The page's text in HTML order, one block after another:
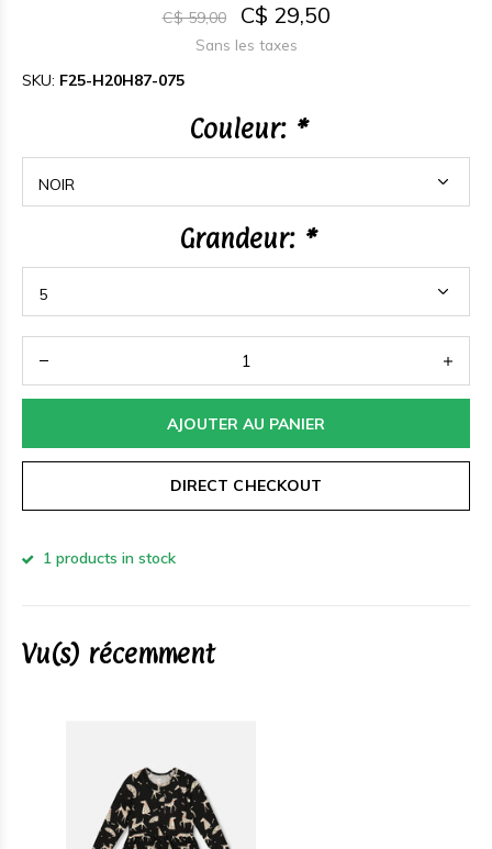
C$ 59,00 C$ 29,50
Sans les taxes
SKU: F25-H20H87-075
Couleur: *
Grandeur: *
AJOUTER AU PANIER
DIRECT CHECKOUT
1 products in stock
Vu(s) récemment